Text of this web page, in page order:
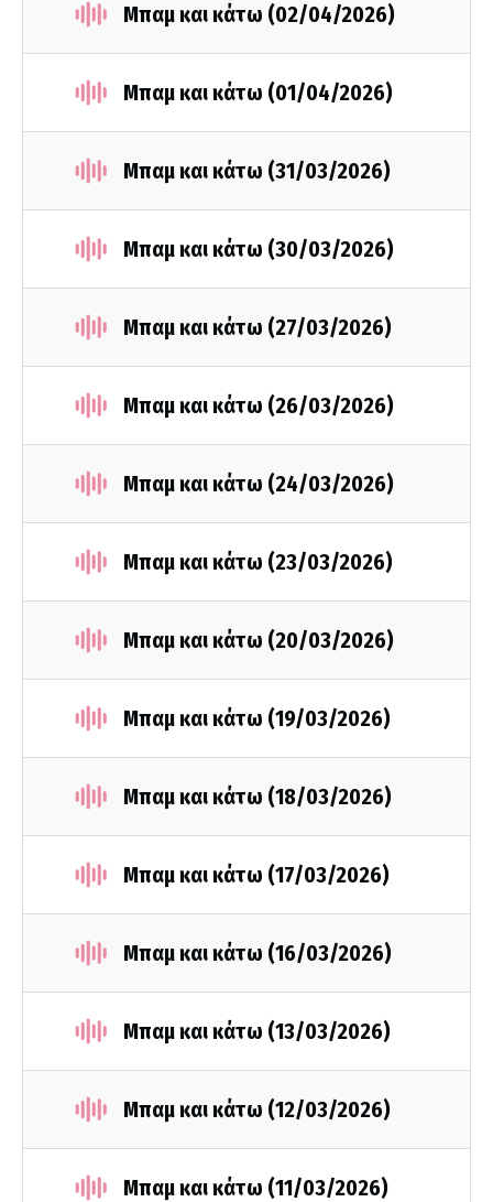
Μπαμ και κάτω (02/04/2026)
Μπαμ και κάτω (01/04/2026)
Μπαμ και κάτω (31/03/2026)
Μπαμ και κάτω (30/03/2026)
Μπαμ και κάτω (27/03/2026)
Μπαμ και κάτω (26/03/2026)
Μπαμ και κάτω (24/03/2026)
Μπαμ και κάτω (23/03/2026)
Μπαμ και κάτω (20/03/2026)
Μπαμ και κάτω (19/03/2026)
Μπαμ και κάτω (18/03/2026)
Μπαμ και κάτω (17/03/2026)
Μπαμ και κάτω (16/03/2026)
Μπαμ και κάτω (13/03/2026)
Μπαμ και κάτω (12/03/2026)
Μπαμ και κάτω (11/03/2026)